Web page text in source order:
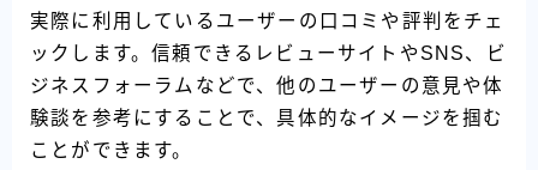
実際に利用しているユーザーの口コミや評判をチェ
ックします。信頼できるレビューサイトやSNS、ビ
ジネスフォーラムなどで、他のユーザーの意見や体
験談を参考にすることで、具体的なイメージを掴む
ことができます。